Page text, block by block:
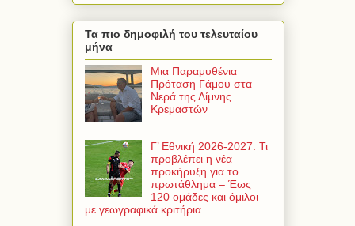
Τα πιο δημοφιλή του τελευταίου
μήνα
Μια Παραμυθένια
Πρόταση Γάμου στα
Νερά της Λίμνης
Κρεμαστών
Γ’ Εθνική 2026-2027: Τι
προβλέπει η νέα
προκήρυξη για το
πρωτάθλημα – Έως
120 ομάδες και όμιλοι
με γεωγραφικά κριτήρια